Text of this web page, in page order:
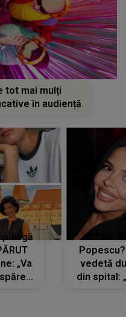
tot mai mulți
în audiență
plângă
„Va
vedetă
din spital: